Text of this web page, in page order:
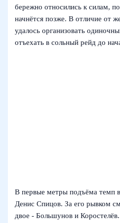
бережно относились к силам,
начнётся позже. В отличие от
удалось организовать
отъехать в сольный рейд до
В первые метры подъёма темп
Денис Спицов. За его рывком
двое - Большунов и Коростелёв.